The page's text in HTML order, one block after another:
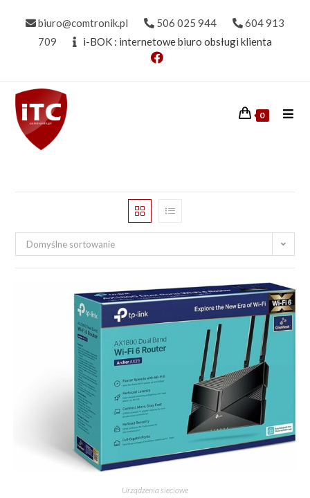
biuro@comtronik.pl 506 025 944
604 913
709
i-BOK : internetowe biuro obsługi klienta
0
Domyślne sortowanie
Urządzenia sieciowe